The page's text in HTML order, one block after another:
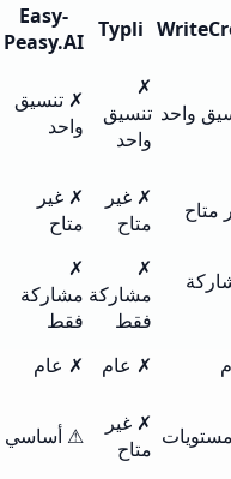
Typli
Easy-
Peasy.AI
واحد
✗
تنسيق
واحد
✗ تنسيق
واحد
متاح
✗ غير
متاح
✗ غير
متاح
✗
مشاركة
فقط
✗
مشاركة
فقط
✗ عام
✗ عام
✗ غير
متاح
⚠ أساسي